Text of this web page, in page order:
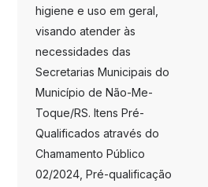
higiene e uso em geral,
visando atender às
necessidades das
Secretarias Municipais do
Município de Não-Me-
Toque/RS. Itens Pré-
Qualificados através do
Chamamento Público
02/2024, Pré-qualificação